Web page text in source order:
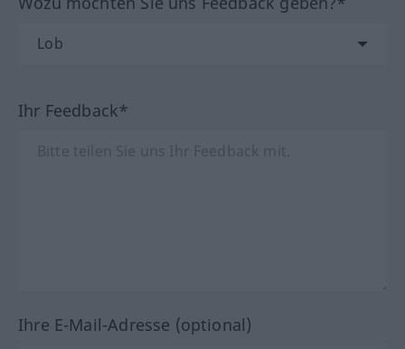
Ihr Feedback*
Ihre E-Mail-Adresse (optional)